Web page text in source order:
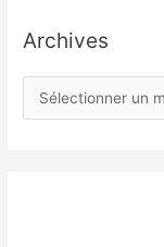
Archives